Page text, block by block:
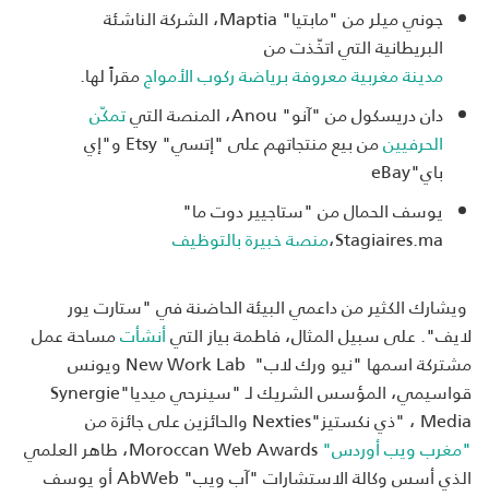
جوني ميلر من "مابتيا" Maptia، الشركة الناشئة
البريطانية التي اتخّذت من
مدينةمغربيةمعروفةبرياضةركوبالأمواجمقراً لها.
دان دريسكول من "آنو" Anou، المنصة التي
تمكّن
الحرفيين
من بيع منتجاتهم على "إتسي" Etsy و"إي
باي"eBay
يوسف الحمال من "ستاجيير دوت ما"
Stagiaires.ma،منصةخبيرةبالتوظيف
ويشارك الكثير من داعمي البيئة الحاضنة في "ستارت يور
لايف". على سبيل المثال، فاطمة بياز التيأنشأتمساحة عمل
مشتركة اسمها "نيو ورك لاب" New Work Lab ويونس
قواسيمي، المؤسس الشريك لـ "سينرحي ميديا"Synergie
Media ، "ذي نكستيز"Nexties والحائزين على جائزة من
"مغربويبأوردس"
Moroccan Web Awards، طاهر العلمي
الذي أسس وكالة الاستشارات "آب ويب" AbWeb أو يوسف